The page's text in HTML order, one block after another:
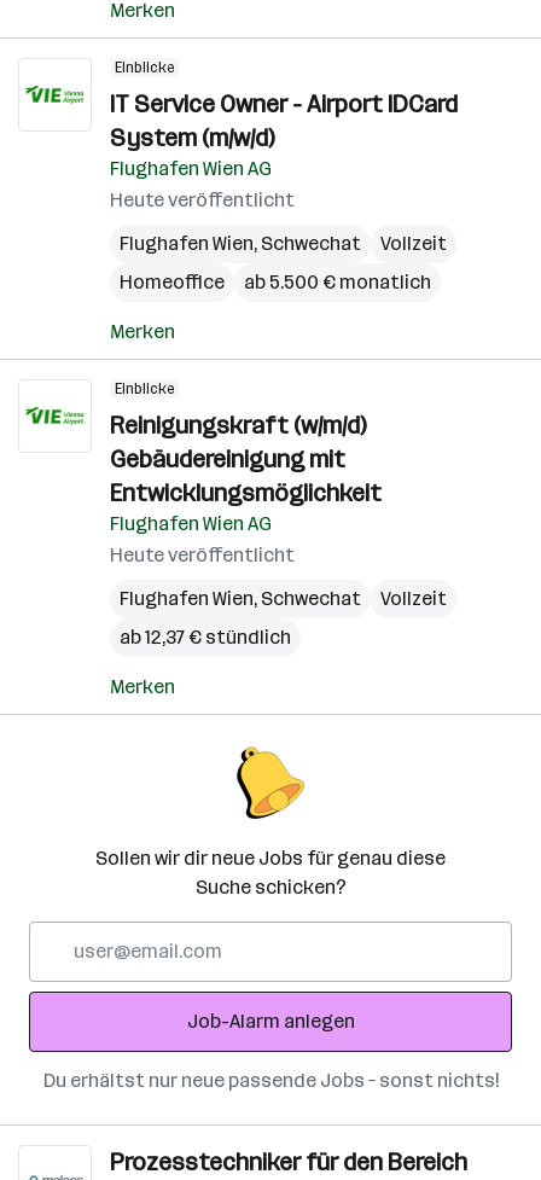
Merken
Einblicke
IT Service Owner - Airport IDCard
System (m/w/d)
Flughafen Wien AG
Heute veröffentlicht
Flughafen Wien, Schwechat
Vollzeit
Homeoffice
ab 5.500 € monatlich
Merken
Einblicke
Reinigungskraft (w/m/d)
Gebäudereinigung mit
Entwicklungsmöglichkeit
Flughafen Wien AG
Heute veröffentlicht
Flughafen Wien, Schwechat
Vollzeit
ab 12,37 € stündlich
Merken
Sollen wir dir neue Jobs für genau diese
Suche schicken?
Adresse
Job-Alarm anlegen
Du erhältst nur neue passende Jobs – sonst nichts!
Prozesstechniker für den Bereich